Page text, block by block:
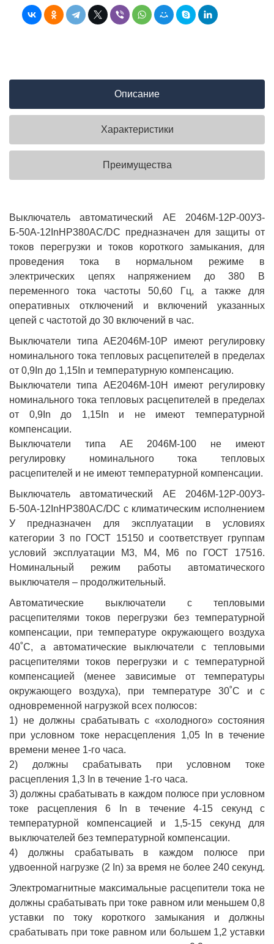
Описание
Характеристики
Преимущества
Выключатель автоматический АЕ 2046М-12Р-00У3-
Б-50А-12InНР380AC/DC предназначен для защиты от
токов перегрузки и токов короткого замыкания, для
проведения тока в нормальном режиме в
электрических цепях напряжением до 380 В
переменного тока частоты 50,60 Гц, а также для
оперативных отключений и включений указанных
цепей с частотой до 30 включений в час.
Выключатели типа АЕ2046М-10Р имеют регулировку
номинального тока тепловых расцепителей в пределах
от 0,9In до 1,15In и температурную компенсацию.
Выключатели типа АЕ2046М-10Н имеют регулировку
номинального тока тепловых расцепителей в пределах
от 0,9In до 1,15In и не имеют температурной
компенсации.
Выключатели типа АЕ 2046М-100 не имеют
регулировку номинального тока тепловых
расцепителей и не имеют температурной компенсации.
Выключатель автоматический АЕ 2046М-12Р-00У3-
Б-50А-12InНР380AC/DC с климатическим исполнением
У предназначен для эксплуатации в условиях
категории 3 по ГОСТ 15150 и соответствует группам
условий эксплуатации М3, М4, М6 по ГОСТ 17516.
Номинальный режим работы автоматического
выключателя – продолжительный.
Автоматические выключатели с тепловыми
расцепителями токов перегрузки без температурной
компенсации, при температуре окружающего воздуха
40˚С, а автоматические выключатели с тепловыми
расцепителями токов перегрузки и с температурной
компенсацией (менее зависимые от температуры
окружающего воздуха), при температуре 30˚С и с
одновременной нагрузкой всех полюсов:
1) не должны срабатывать с «холодного» состояния
при условном токе нерасцепления 1,05 In в течение
времени менее 1-го часа.
2) должны срабатывать при условном токе
расцепления 1,3 In в течение 1-го часа.
3) должны срабатывать в каждом полюсе при условном
токе расцепления 6 In в течение 4-15 секунд с
температурной компенсацией и 1,5-15 секунд для
выключателей без температурной компенсации.
4) должны срабатывать в каждом полюсе при
удвоенной нагрузке (2 In) за время не более 240 секунд.
Электромагнитные максимальные расцепители тока не
должны срабатывать при токе равном или меньшем 0,8
уставки по току короткого замыкания и должны
срабатывать при токе равном или большем 1,2 уставки